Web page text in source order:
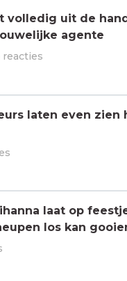
volledig uit de
agente
reacties
laten even
laat op
los kan